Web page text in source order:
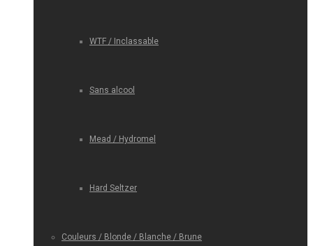
WTF / Inclassable
Sans alcool
Mead / Hydromel
Hard Seltzer
Couleurs / Blonde / Blanche / Brune